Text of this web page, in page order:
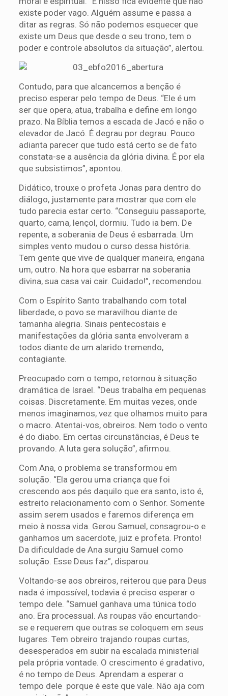
existe poder vago. Alguém assume e passa a
ditar as regras. Só não podemos esquecer que
existe um Deus que desde o seu trono, tem o
poder e controle absolutos da situação”, alertou.
Contudo, para que alcancemos a benção é
preciso esperar pelo tempo de Deus. “Ele é um
ser que opera, atua, trabalha e define em longo
prazo. Na Bíblia temos a escada de Jacó e não o
elevador de Jacó. É degrau por degrau. Pouco
adianta parecer que tudo está certo se de fato
constata-se a ausência da glória divina. É por ela
que subsistimos”, apontou.
Didático, trouxe o profeta Jonas para dentro do
diálogo, justamente para mostrar que com ele
tudo parecia estar certo. “Conseguiu passaporte,
quarto, cama, lençol, dormiu. Tudo ia bem. De
repente, a soberania de Deus é esbarrada. Um
simples vento mudou o curso dessa história.
Tem gente que vive de qualquer maneira, engana
um, outro. Na hora que esbarrar na soberania
divina, sua casa vai cair. Cuidado!”, recomendou.
Com o Espírito Santo trabalhando com total
liberdade, o povo se maravilhou diante de
tamanha alegria. Sinais pentecostais e
manifestações da glória santa envolveram a
todos diante de um alarido tremendo,
contagiante.
Preocupado com o tempo, retornou à situação
dramática de Israel. “Deus trabalha em pequenas
coisas. Discretamente. Em muitas vezes, onde
menos imaginamos, vez que olhamos muito para
o macro. Atentai-vos, obreiros. Nem todo o vento
é do diabo. Em certas circunstâncias, é Deus te
provando. A luta gera solução”, afirmou.
Com Ana, o problema se transformou em
solução. “Ela gerou uma criança que foi
crescendo aos pés daquilo que era santo, isto é,
estreito relacionamento com o Senhor. Somente
assim serem usados e faremos diferença em
meio à nossa vida. Gerou Samuel, consagrou-o e
ganhamos um sacerdote, juiz e profeta. Pronto!
Da dificuldade de Ana surgiu Samuel como
solução. Esse Deus faz”, disparou.
Voltando-se aos obreiros, reiterou que para Deus
nada é impossível, todavia é preciso esperar o
tempo dele. “Samuel ganhava uma túnica todo
ano. Era processual. As roupas vão encurtando-
se e requerem que outras se coloquem em seus
lugares. Tem obreiro trajando roupas curtas,
desesperados em subir na escalada ministerial
pela própria vontade. O crescimento é gradativo,
é no tempo de Deus. Aprendam a esperar o
tempo dele porque é este que vale. Não aja com